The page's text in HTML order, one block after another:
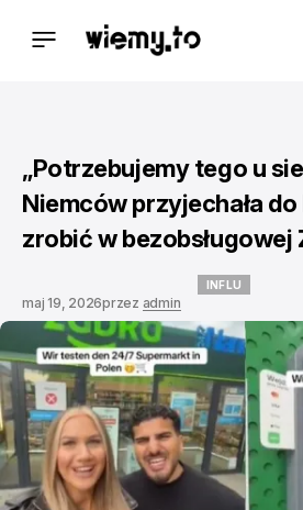
„Potrzebujemy tego u
Niemców przyjechała
zrobić w bezobsługowej
INFLU
maj 19, 2026przez admin